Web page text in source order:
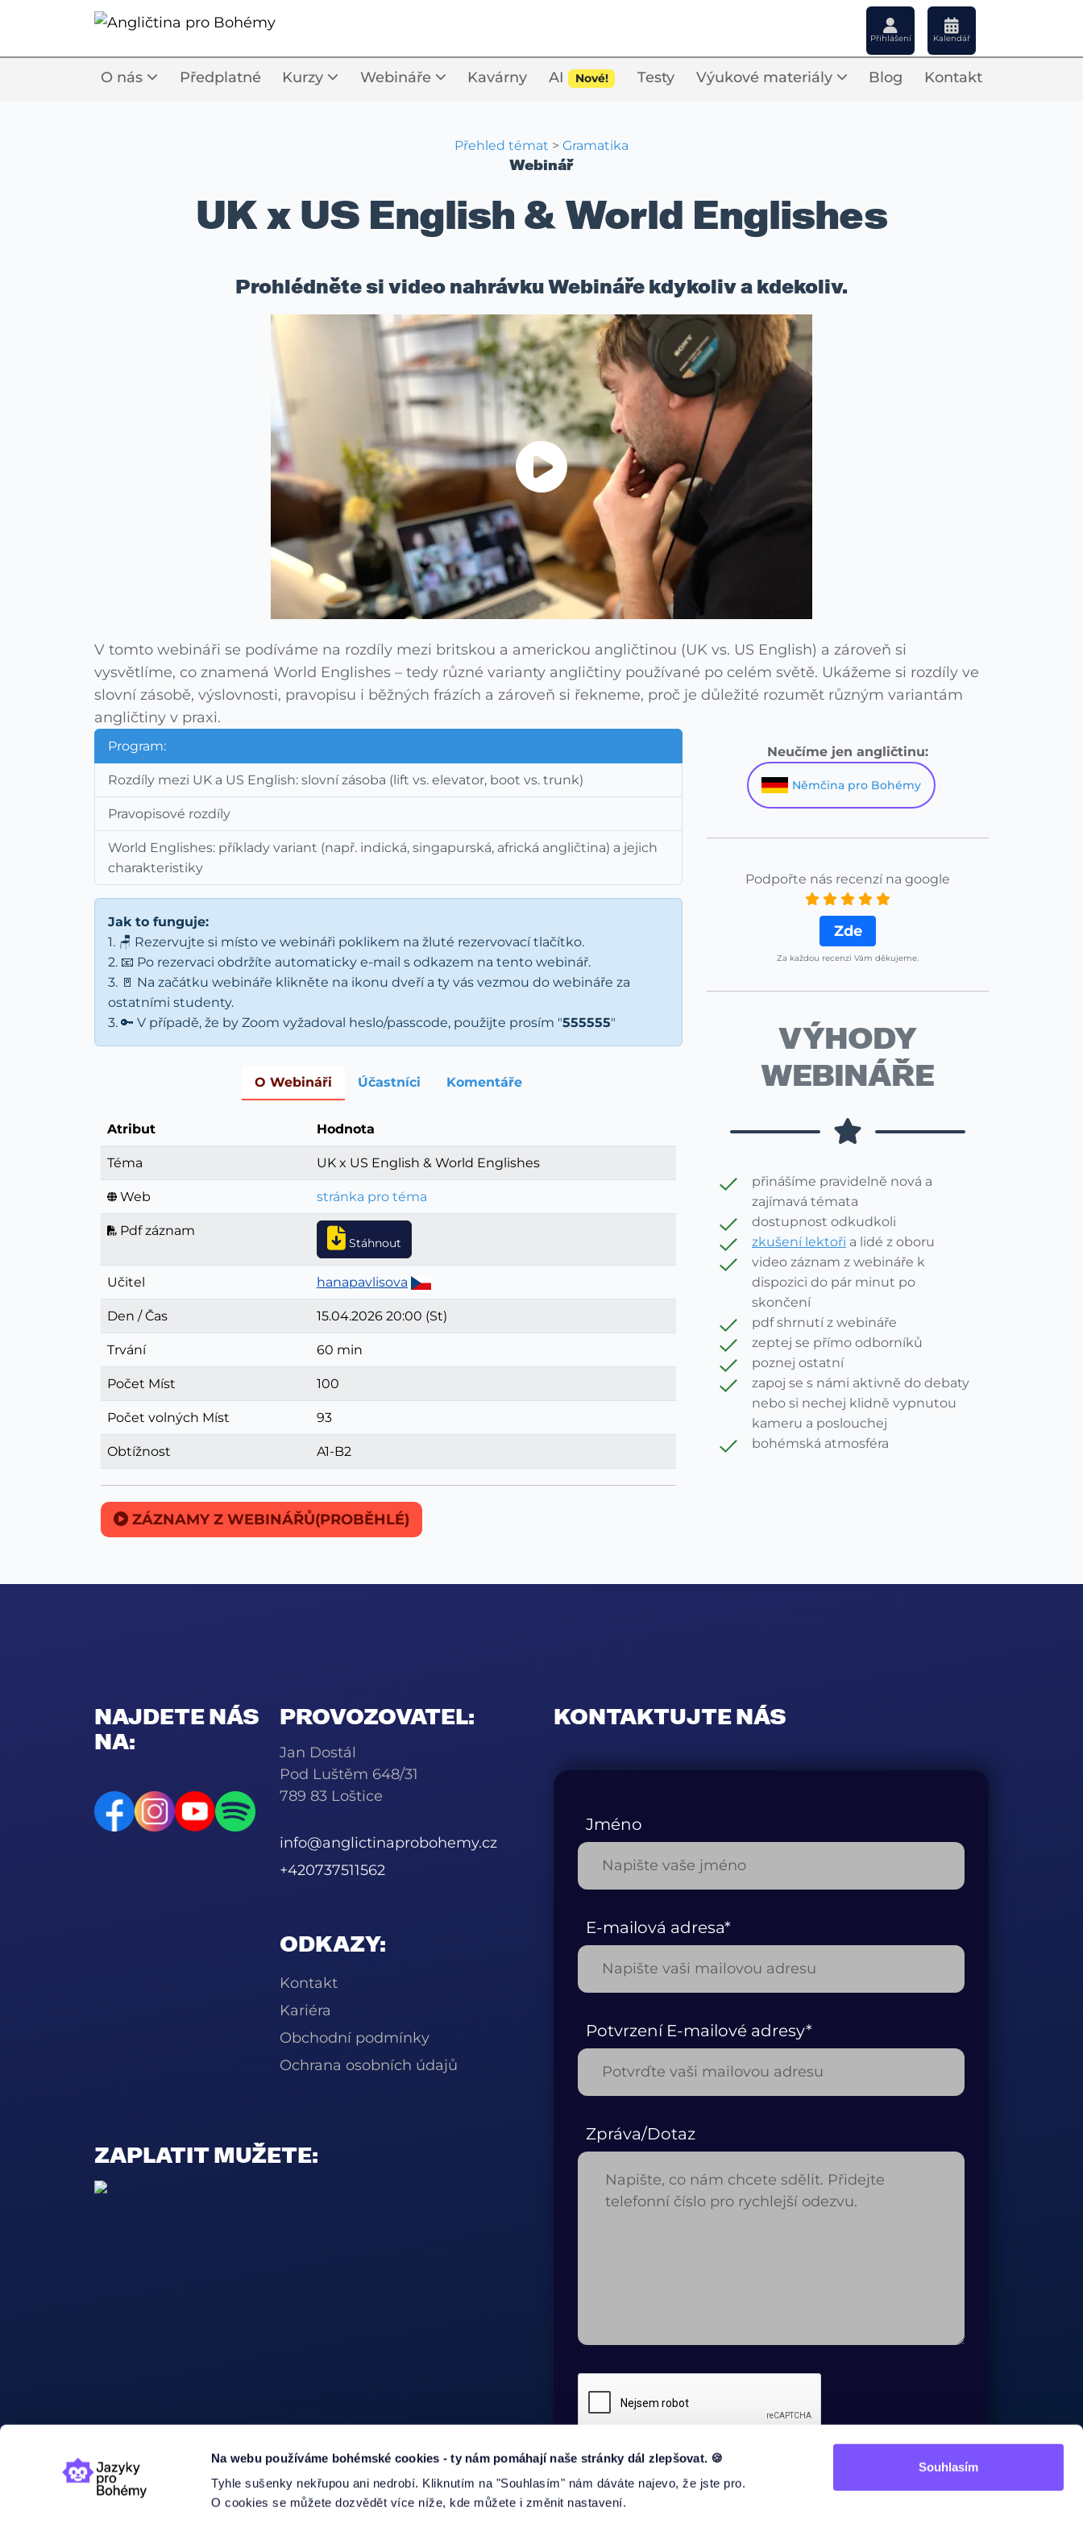
Na webu používáme bohémské cookies - ty nám pomáhají naše stránky dál zlepšovat. 🍪
Tyhle sušenky nekřupou ani nedrobí. Kliknutím na "Souhlasím" nám dáváte najevo, že jste pro.
O cookies se můžete dozvědět více níže, kde můžete i změnit nastavení.
Souhlasím
Přihlášení Kalendář
O nás Předplatné Kurzy Webináře Kavárny AI Nové! Testy Výukové materiály Blog Kontakt
Přehled témat > Gramatika
Webinář
UK x US English & World Englishes
Prohlédněte si video nahrávku Webináře kdykoliv a kdekoliv.
V tomto webináři se podíváme na rozdíly mezi britskou a americkou angličtinou (UK vs. US English) a zároveň si
vysvětlíme, co znamená World Englishes – tedy různé varianty angličtiny používané po celém světě. Ukážeme si rozdíly ve
slovní zásobě, výslovnosti, pravopisu i běžných frázích a zároveň si řekneme, proč je důležité rozumět různým variantám
angličtiny v praxi.
Program:
Rozdíly mezi UK a US English: slovní zásoba (lift vs. elevator, boot vs. trunk)
Pravopisové rozdíly
World Englishes: příklady variant (např. indická, singapurská, africká angličtina) a jejich
charakteristiky
Jak to funguje:
1. 🪑 Rezervujte si místo ve webináři poklikem na žluté rezervovací tlačítko.
2. 📧 Po rezervaci obdržíte automaticky e-mail s odkazem na tento webinář.
3. 🚪 Na začátku webináře klikněte na ikonu dveří a ty vás vezmou do webináře za
ostatními studenty.
3. 🔑 V případě, že by Zoom vyžadoval heslo/passcode, použijte prosím "555555"
O Webináři Účastníci Komentáře
Atribut Hodnota
Téma UK x US English & World Englishes
Web stránka pro téma
Pdf záznam
Stáhnout
Učitel hanapavlisova
Den / Čas 15.04.2026 20:00 (St)
Trvání 60 min
Počet Míst 100
Počet volných Míst 93
Obtížnost A1-B2
ZÁZNAMY Z WEBINÁŘŮ(PROBĚHLÉ)
Neučíme jen angličtinu:
Němčina pro Bohémy
Podpořte nás recenzí na google
Zde
Za každou recenzi Vám děkujeme.
VÝHODY
WEBINÁŘE
přinášíme pravidelně nová a
zajímavá témata
dostupnost odkudkoli
zkušení lektoři a lidé z oboru
video záznam z webináře k
dispozici do pár minut po
skončení
pdf shrnutí z webináře
zeptej se přímo odborníků
poznej ostatní
zapoj se s námi aktivně do debaty
nebo si nechej klidně vypnutou
kameru a poslouchej
bohémská atmosféra
NAJDETE NÁS
NA:
PROVOZOVATEL:
Jan Dostál
Pod Luštěm 648/31
789 83 Loštice
info@anglictinaprobohemy.cz
+420737511562
ODKAZY:
Kontakt
Kariéra
Obchodní podmínky
Ochrana osobních údajů
ZAPLATIT MUŽETE:
KONTAKTUJTE NÁS
Jméno
E-mailová adresa*
Potvrzení E-mailové adresy*
Zpráva/Dotaz
ODESLAT